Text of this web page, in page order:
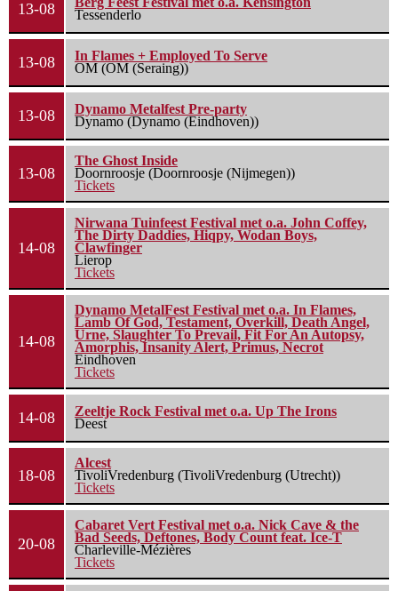
13-08
Tessenderlo
13-08
In Flames + Employed To Serve
OM (OM (Seraing))
13-08
Dynamo Metalfest Pre-party
Dynamo (Dynamo (Eindhoven))
13-08
The Ghost Inside
Doornroosje (Doornroosje (Nijmegen))
Tickets
14-08
Nirwana Tuinfeest Festival met o.a. John Coffey,
The Dirty Daddies, Hiqpy, Wodan Boys,
Clawfinger
Lierop
Tickets
14-08
Dynamo MetalFest Festival met o.a. In Flames,
Lamb Of God, Testament, Overkill, Death Angel,
Urne, Slaughter To Prevail, Fit For An Autopsy,
Amorphis, Insanity Alert, Primus, Necrot
Eindhoven
Tickets
14-08
Zeeltje Rock Festival met o.a. Up The Irons
Deest
18-08
Alcest
TivoliVredenburg (TivoliVredenburg (Utrecht))
Tickets
20-08
Cabaret Vert Festival met o.a. Nick Cave & the
Bad Seeds, Deftones, Body Count feat. Ice-T
Charleville-Mézières
Tickets